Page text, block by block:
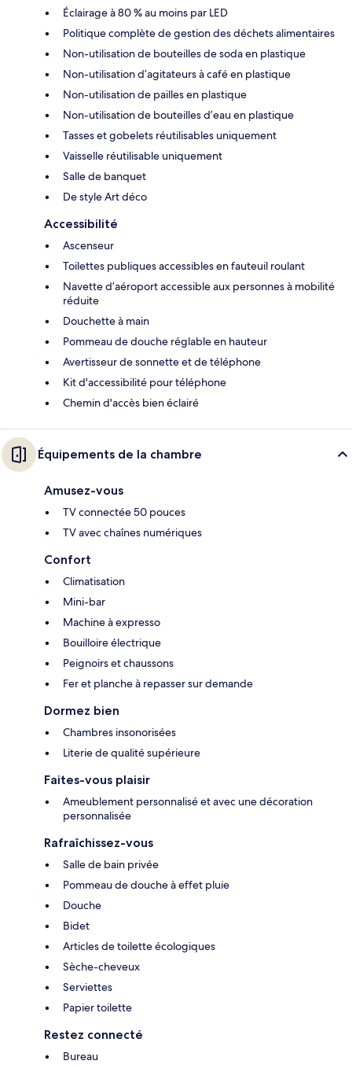
Éclairage à 80 % au moins par LED
Politique complète de gestion des déchets alimentaires
Non-utilisation de bouteilles de soda en plastique
Non-utilisation d’agitateurs à café en plastique
Non-utilisation de pailles en plastique
Non-utilisation de bouteilles d’eau en plastique
Tasses et gobelets réutilisables uniquement
Vaisselle réutilisable uniquement
Salle de banquet
De style Art déco
Accessibilité
Ascenseur
Toilettes publiques accessibles en fauteuil roulant
Navette d’aéroport accessible aux personnes à mobilité
réduite
Douchette à main
Pommeau de douche réglable en hauteur
Avertisseur de sonnette et de téléphone
Kit d'accessibilité pour téléphone
Chemin d'accès bien éclairé
Équipements de la chambre
Amusez-vous
TV connectée 50 pouces
TV avec chaînes numériques
Confort
Climatisation
Mini-bar
Machine à expresso
Bouilloire électrique
Peignoirs et chaussons
Fer et planche à repasser sur demande
Dormez bien
Chambres insonorisées
Literie de qualité supérieure
Faites-vous plaisir
Ameublement personnalisé et avec une décoration
personnalisée
Rafraîchissez-vous
Salle de bain privée
Pommeau de douche à effet pluie
Douche
Bidet
Articles de toilette écologiques
Sèche-cheveux
Serviettes
Papier toilette
Restez connecté
Bureau